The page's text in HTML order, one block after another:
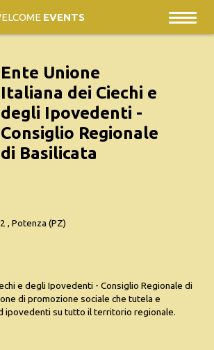
EVENTS
Ente Unione
Italiana dei Ciechi e
degli Ipovedenti -
Consiglio Regionale
di Basilicata
, Potenza (PZ)
e degli Ipovedenti - Consiglio Regionale di
di promozione sociale che tutela e
ipovedenti su tutto il territorio regionale.